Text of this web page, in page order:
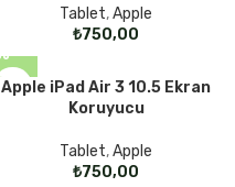
Tablet,Apple
₺
Apple iPad Air 3 10.5 Ekran
Koruyucu
Tablet,Apple
₺